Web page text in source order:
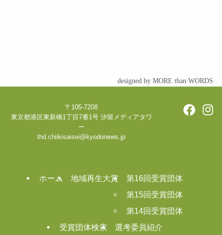
designed by MORE than WORDS
〒105-7208
東京都港区東新橋1丁目7番1号 汐留メディアタワ
ー
thd.chiikisaisei@kyodonews.jp
ホーム 地域再生大賞
第16回受賞団体
第15回受賞団体
第14回受賞団体
受賞団体検索
選考委員紹介